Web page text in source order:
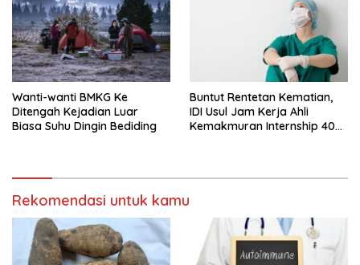
Wanti-wanti BMKG Ke
Ditengah Kejadian Luar
Biasa Suhu Dingin Bediding
Buntut Rentetan Kematian,
IDI Usul Jam Kerja Ahli
Kemakmuran Internship 40
Rekomendasi untuk kamu